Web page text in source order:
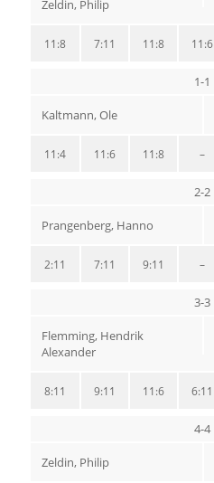
Zeldin, Philip
11:6
11:8
7:11
11:8
1-1
Kaltmann, Ole
–
11:8
11:6
11:4
2-2
Prangenberg, Hanno
–
9:11
7:11
2:11
3-3
Flemming, Hendrik
Alexander
6:11
11:6
9:11
8:11
4-4
Zeldin, Philip